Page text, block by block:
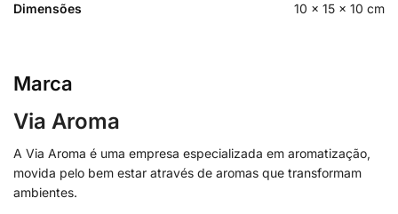
Dimensões 10 × 15 × 10 cm
Marca
Via Aroma
A Via Aroma é uma empresa especializada em aromatização,
movida pelo bem estar através de aromas que transformam
ambientes.